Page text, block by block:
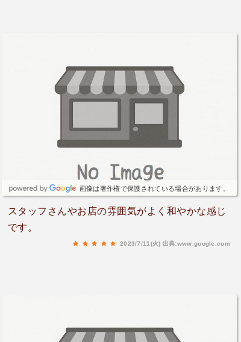
画像は著作権で保護されている場合があります。
スタッフさんやお店の雰囲気がよく和やかな感じ
です。
2023/7/11(火) 出典:www.google.com